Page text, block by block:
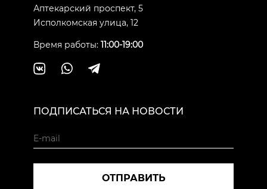
Аптекарский проспект, 5
Исполкомская улица, 12
Время работы: 11:00-19:00
ПОДПИСАТЬСЯ НА НОВОСТИ
ОТПРАВИТЬ